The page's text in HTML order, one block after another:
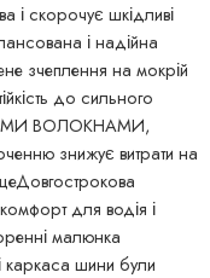
і скорочує шкідливі
і надійна
зчеплення на мокрій
до сильного
ВОЛОКНАМИ,
знижує витрати на
для водія і
малюнка
каркаса шини були